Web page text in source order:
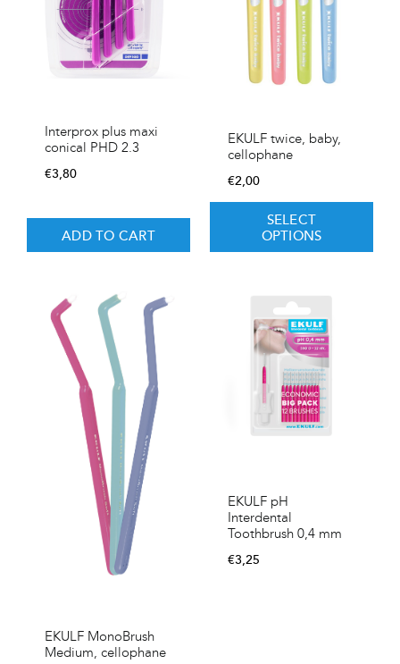
Interprox plus maxi
conical PHD 2.3
€3,80
ADD TO CART
EKULF twice, baby,
cellophane
€2,00
SELECT
OPTIONS
EKULF MonoBrush
Medium, cellophane
EKULF pH
Interdental
Toothbrush 0,4 mm
€3,25